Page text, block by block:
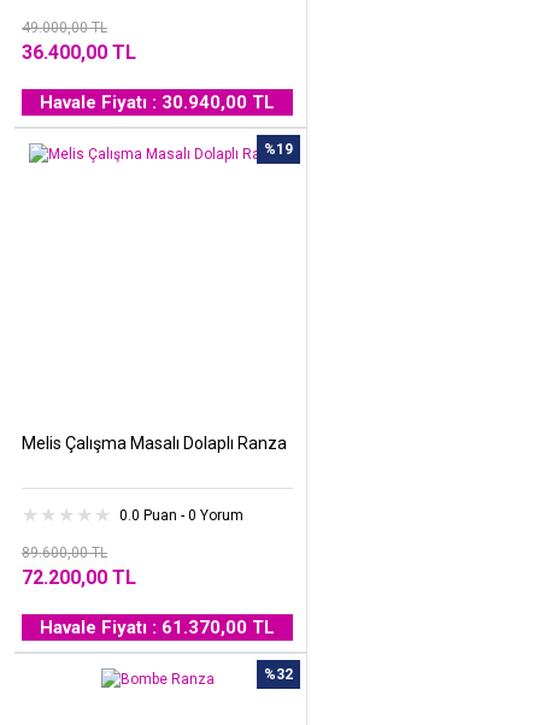
49.000,00 TL
36.400,00 TL
Havale Fiyatı : 30.940,00 TL
%19
Melis Çalışma Masalı Dolaplı Ranza
0.0 Puan - 0 Yorum
89.600,00 TL
72.200,00 TL
Havale Fiyatı : 61.370,00 TL
%32